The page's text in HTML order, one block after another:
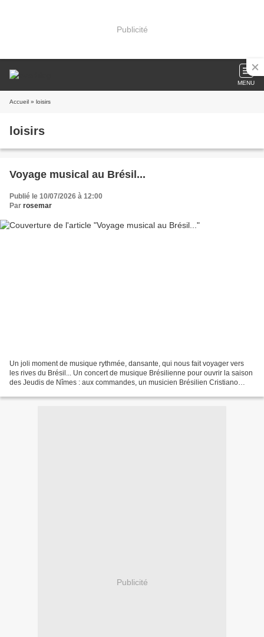
Publicité
MENU
Accueil » loisirs
loisirs
Voyage musical au Brésil...
Publié le 10/07/2026 à 12:00
Par rosemar
Un joli moment de musique rythmée, dansante, qui nous fait voyager vers
les rives du Brésil... Un concert de musique Brésilienne pour ouvrir la saison
des Jeudis de Nîmes : aux commandes, un musicien Brésilien Cristiano
Publicité